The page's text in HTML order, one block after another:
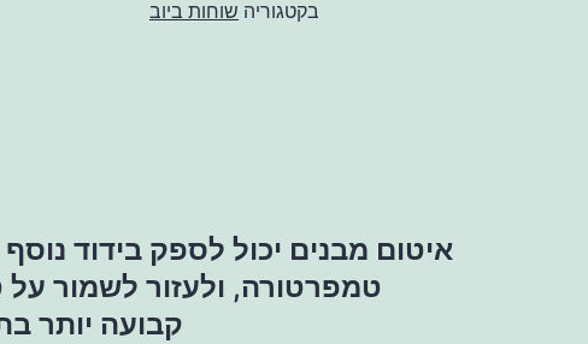
בקטגוריה שוחות ביוב
איטום מבנים יכול לספק בידוד נוסף
טמפרטורה, ולעזור לשמור
קבועה יותר